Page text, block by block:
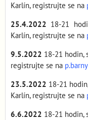
Karlín, registrujte se na
25.4.2022 18-21
Karlín, registrujte se na
9.5.2022 18-21 hodin,
registrujte se na
23.5.2022 18-21
Karlín, registrujte se na
6.6.2022 18-21 hodin,